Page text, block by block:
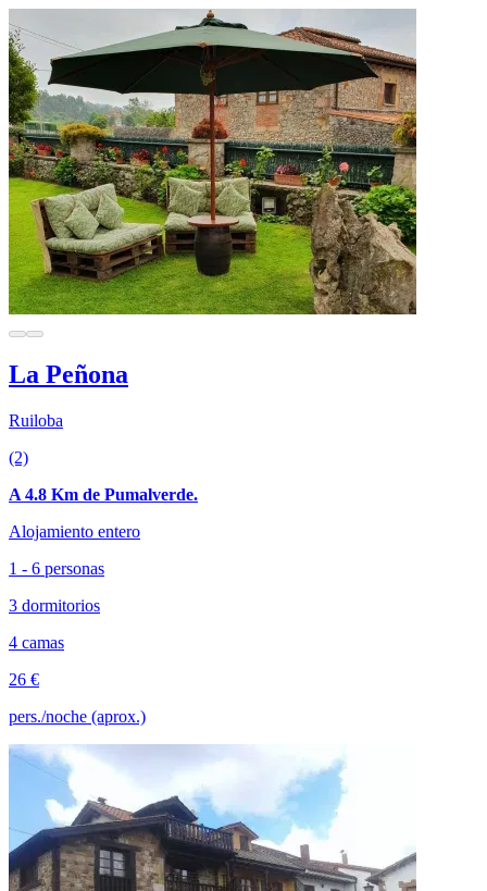
La Peñona
Ruiloba
(2)
A 4.8 Km de Pumalverde.
Alojamiento entero
1 - 6 personas
3 dormitorios
4 camas
26 €
pers./noche (aprox.)